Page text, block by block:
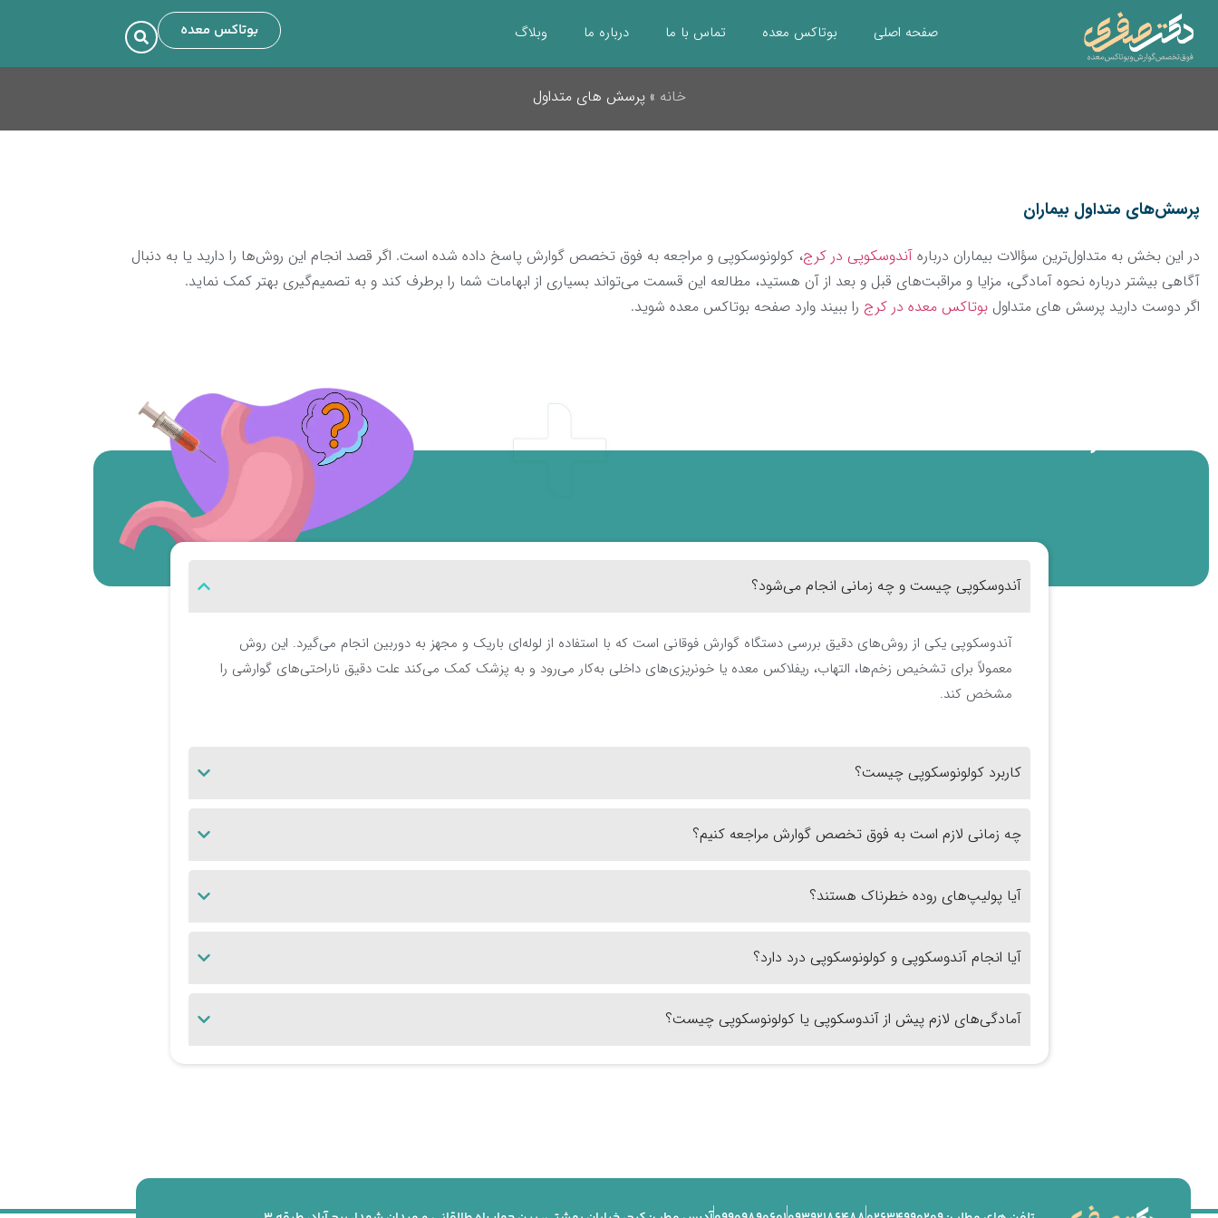
صفحه اصلی بوتاکس معده تماس با ما درباره ما وبلاگ بوتاکس معده
خانه »پرسش های متداول
پرسش‌های متداول بیماران
در این بخش به متداول‌ترین سؤالات بیماران درباره آندوسکوپی در کرج، کولونوسکوپی و مراجعه به فوق تخصص گوارش پاسخ داده شده است. اگر قصد انجام این روش‌ها را دارید یا به دنبال
آگاهی بیشتر درباره نحوه آمادگی، مزایا و مراقبت‌های قبل و بعد از آن هستید، مطالعه این قسمت می‌تواند بسیاری از ابهامات شما را برطرف کند و به تصمیم‌گیری بهتر کمک نماید.
اگر دوست دارید پرسش های متداول بوتاکس معده در کرج را ببیند وارد صفحه بوتاکس معده شوید.
آندوسکوپی چیست و چه زمانی انجام می‌شود؟
آندوسکوپی یکی از روش‌های دقیق بررسی دستگاه گوارش فوقانی است که با استفاده از لوله‌ای باریک و مجهز به دوربین انجام می‌گیرد. این روش
معمولاً برای تشخیص زخم‌ها، التهاب، ریفلاکس معده یا خونریزی‌های داخلی به‌کار می‌رود و به پزشک کمک می‌کند علت دقیق ناراحتی‌های گوارشی را
مشخص کند.
کاربرد کولونوسکوپی چیست؟
چه زمانی لازم است به فوق تخصص گوارش مراجعه کنیم؟
آیا پولیپ‌های روده خطرناک هستند؟
آیا انجام آندوسکوپی و کولونوسکوپی درد دارد؟
آمادگی‌های لازم پیش از آندوسکوپی یا کولونوسکوپی چیست؟